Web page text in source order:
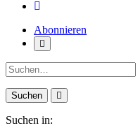
Abonnieren
Suche:
Suchen in: